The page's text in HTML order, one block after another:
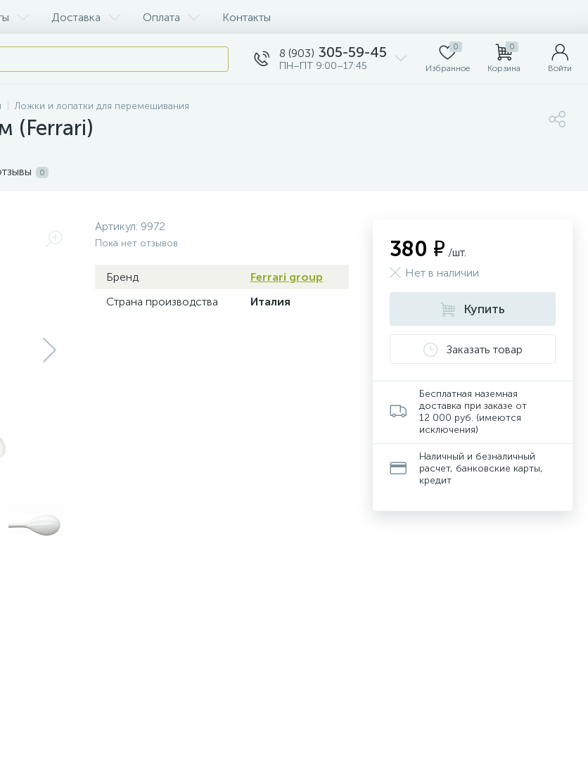
Доставка Оплата Контакты
8 (903) 305-59-45
ПН–ПТ 9:00–17:45
0
Избранное
0
Корзина Войти
Ложки и лопатки для перемешивания
(Ferrari)
0
Артикул: 9972
Пока нет отзывов
Бренд
Ferrari group
Страна производства
Италия
380 ₽ /шт.
Нет в наличии
Купить
Заказать товар
Бесплатная наземная
доставка при заказе от
12 000 руб. (имеются
исключения)
Наличный и безналичный
расчет, банковские карты,
кредит